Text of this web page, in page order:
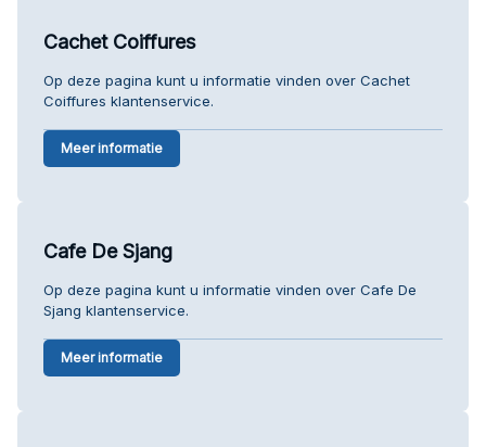
Cachet Coiffures
Op deze pagina kunt u informatie vinden over Cachet
Coiffures klantenservice.
Meer informatie
Cafe De Sjang
Op deze pagina kunt u informatie vinden over Cafe De
Sjang klantenservice.
Meer informatie